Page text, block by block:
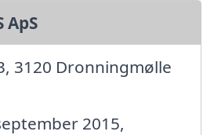
ApS
3120 Dronningmølle
2015,